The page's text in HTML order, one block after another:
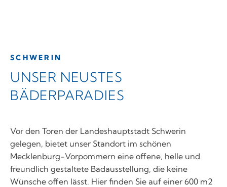
SCHWERIN
UNSER NEUSTES
BÄDERPARADIES
Vor den Toren der Landeshauptstadt Schwerin
gelegen, bietet unser Standort im schönen
Mecklenburg-Vorpommern eine offene, helle und
freundlich gestaltete Badausstellung, die keine
Wünsche offen lässt. Hier finden Sie auf einer 600 m2